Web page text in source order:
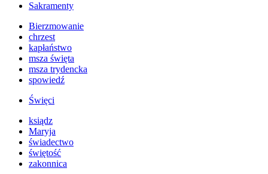
Sakramenty
Bierzmowanie
chrzest
kapłaństwo
msza święta
msza trydencka
spowiedź
Święci
ksiądz
Maryja
świadectwo
świętość
zakonnica